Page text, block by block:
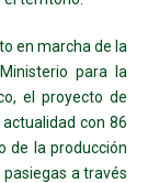
en marcha de la
para la
el proyecto de
actualidad con 86
de la producción
a través